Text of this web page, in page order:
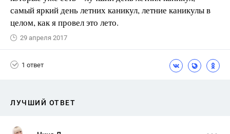
самый яркий день летних каникул, летние каникулы в
целом, как я провел это лето.
29 апреля 2017
1 ответ
ЛУЧШИЙ ОТВЕТ